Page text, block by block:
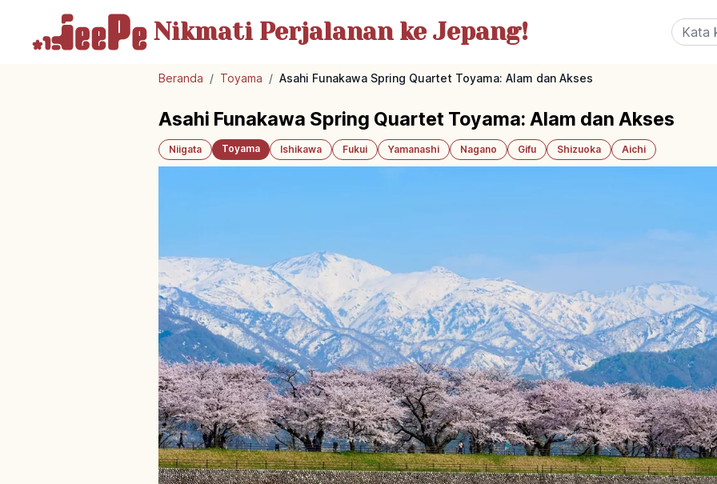
Nikmati Perjalananke Jepang!
Beranda / Toyama / Asahi Funakawa Spring Quartet Toyama: Alam dan Akses
Asahi Funakawa Spring Quartet Toyama: Alam dan Akses
Niigata Toyama Ishikawa Fukui Yamanashi Nagano Gifu Shizuoka Aichi